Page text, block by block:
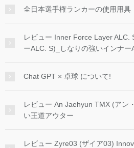
全日本選手権ランカーの使用用
レビュー Inner Force Layer ALC.
ーALC. S)_しなりの強いインナー
Chat GPT × 卓球 について!
レビュー An Jaehyun TMX (アン
い王道アウター
レビュー Zyre03 (ザイア03)